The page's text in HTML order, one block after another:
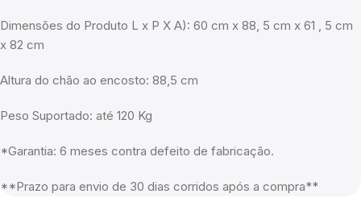
Dimensões do Produto L x P X A): 60 cm x 88, 5 cm x 61 , 5 cm
x 82 cm
Altura do chão ao encosto: 88,5 cm
Peso Suportado: até 120 Kg
*Garantia: 6 meses contra defeito de fabricação.
**Prazo para envio de 30 dias corridos após a compra**